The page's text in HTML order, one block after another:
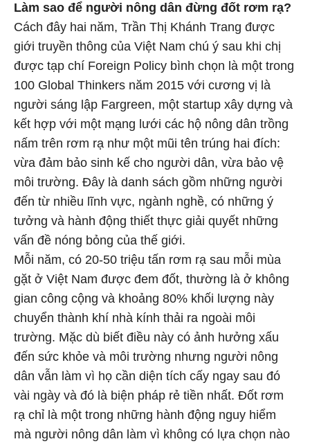
Làm sao để người nông dân đừng đốt rơm rạ?
Cách đây hai năm, Trần Thị Khánh Trang được
giới truyền thông của Việt Nam chú ý sau khi chị
được tạp chí Foreign Policy bình chọn là một trong
100 Global Thinkers năm 2015 với cương vị là
người sáng lập Fargreen, một startup xây dựng và
kết hợp với một mạng lưới các hộ nông dân trồng
nấm trên rơm rạ như một mũi tên trúng hai đích:
vừa đảm bảo sinh kế cho người dân, vừa bảo vệ
môi trường. Đây là danh sách gồm những người
đến từ nhiều lĩnh vực, ngành nghề, có những ý
tưởng và hành động thiết thực giải quyết những
vấn đề nóng bỏng của thế giới.
Mỗi năm, có 20-50 triệu tấn rơm rạ sau mỗi mùa
gặt ở Việt Nam được đem đốt, thường là ở không
gian công cộng và khoảng 80% khối lượng này
chuyển thành khí nhà kính thải ra ngoài môi
trường. Mặc dù biết điều này có ảnh hưởng xấu
đến sức khỏe và môi trường nhưng người nông
dân vẫn làm vì họ cần diện tích cấy ngay sau đó
vài ngày và đó là biện pháp rẻ tiền nhất. Đốt rơm
rạ chỉ là một trong những hành động nguy hiểm
mà người nông dân làm vì không có lựa chọn nào